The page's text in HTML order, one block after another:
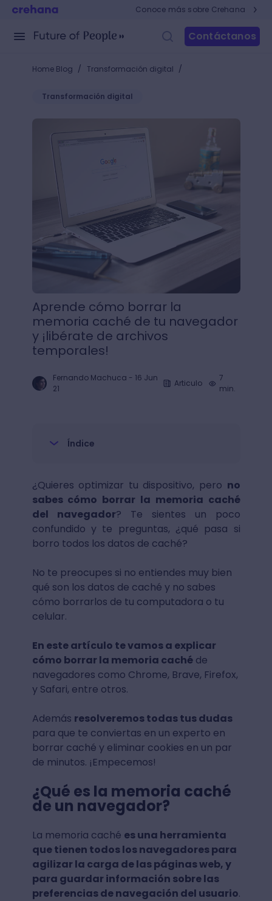
Conoce más sobre Crehana
Contáctanos
Home Blog / Transformación digital /
Transformación digital
Aprende cómo borrar la memoria caché de tu
Aprende cómo borrar la
memoria caché de tu navegador
y ¡libérate de archivos
temporales!
Fernando Machuca - 16 Jun
21
Articulo
7
min.
Índice
¿Quieres optimizar tu dispositivo, pero no
sabes cómo borrar la memoria caché
del navegador? Te sientes un poco
confundido y te preguntas, ¿qué pasa si
borro todos los datos de caché?
No te preocupes si no entiendes muy bien
qué son los datos de caché y no sabes
cómo borrarlos de tu computadora o tu
celular.
En este artículo te vamos a explicar
cómo borrar la memoria cachéde
navegadores como Chrome, Brave, Firefox,
y Safari, entre otros.
Además resolveremos todas tus dudas
para que te conviertas en un experto en
borrar caché y eliminar cookies en un par
de minutos. ¡Empecemos!
¿Qué es la memoria caché
de un navegador?
La memoria caché es una herramienta
que tienen todos los navegadores para
agilizar la carga de las páginas web, y
para guardar información sobre las
preferencias de navegación del usuario.